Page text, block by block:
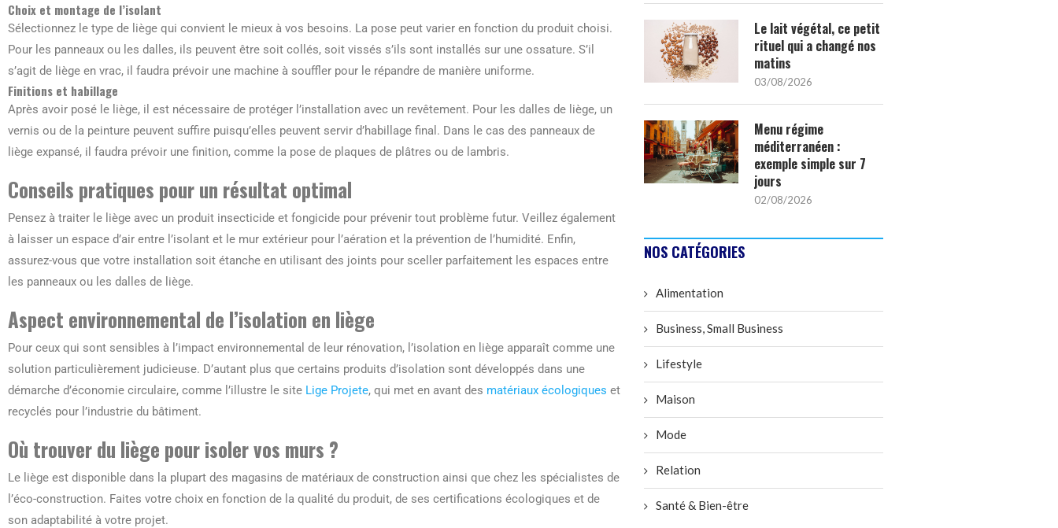
Choix et montage de l’isolant
Sélectionnez le type de liège qui convient le mieux à vos besoins. La pose peut varier en fonction du produit choisi.
Pour les panneaux ou les dalles, ils peuvent être soit collés, soit vissés s’ils sont installés sur une ossature. S’il
s’agit de liège en vrac, il faudra prévoir une machine à souffler pour le répandre de manière uniforme.
Finitions et habillage
Après avoir posé le liège, il est nécessaire de protéger l’installation avec un revêtement. Pour les dalles de liège, un
vernis ou de la peinture peuvent suffire puisqu’elles peuvent servir d’habillage final. Dans le cas des panneaux de
liège expansé, il faudra prévoir une finition, comme la pose de plaques de plâtres ou de lambris.
Conseils pratiques pour un résultat optimal
Pensez à traiter le liège avec un produit insecticide et fongicide pour prévenir tout problème futur. Veillez également
à laisser un espace d’air entre l’isolant et le mur extérieur pour l’aération et la prévention de l’humidité. Enfin,
assurez-vous que votre installation soit étanche en utilisant des joints pour sceller parfaitement les espaces entre
les panneaux ou les dalles de liège.
Aspect environnemental de l’isolation en liège
Pour ceux qui sont sensibles à l’impact environnemental de leur rénovation, l’isolation en liège apparaît comme une
solution particulièrement judicieuse. D’autant plus que certains produits d’isolation sont développés dans une
démarche d’économie circulaire, comme l’illustre le site Lige Projete, qui met en avant des matériaux écologiques et
recyclés pour l’industrie du bâtiment.
Où trouver du liège pour isoler vos murs ?
Le liège est disponible dans la plupart des magasins de matériaux de construction ainsi que chez les spécialistes de
l’éco-construction. Faites votre choix en fonction de la qualité du produit, de ses certifications écologiques et de
son adaptabilité à votre projet.
Le lait végétal, ce petit
rituel qui a changé nos
matins
03/08/2026
Menu régime
méditerranéen :
exemple simple sur 7
jours
02/08/2026
NOS CATÉGORIES
Alimentation
Business, Small Business
Lifestyle
Maison
Mode
Relation
Santé & Bien-être